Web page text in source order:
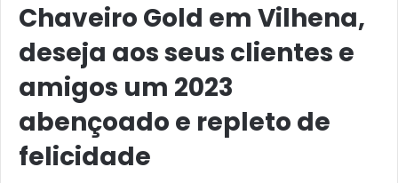
Chaveiro Gold em Vilhena,
deseja aos seus clientes e
amigos um 2023
abençoado e repleto de
felicidade